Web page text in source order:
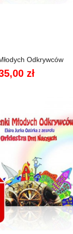
Odkrywców
zł
podgląd